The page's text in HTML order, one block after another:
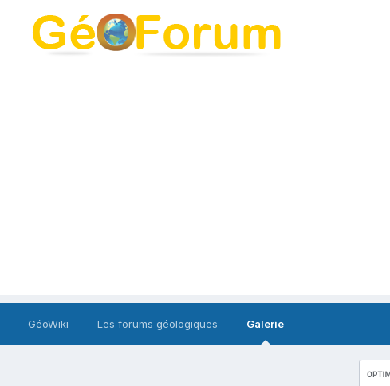
GéoWiki Les forums géologiques Galerie